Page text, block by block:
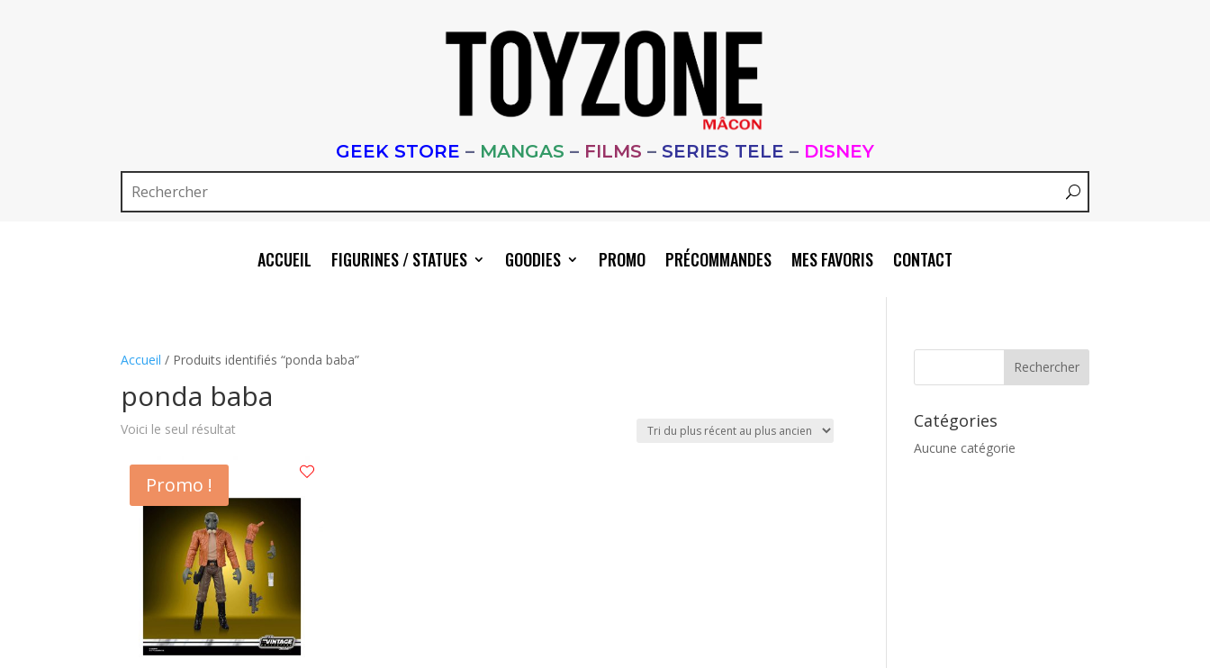
GEEK STORE – MANGAS – FILMS – SERIES TELE – DISNEY
ACCUEIL FIGURINES / STATUES GOODIES PROMO PRÉCOMMANDES MES FAVORIS CONTACT
Accueil / Produits identifiés “ponda baba”
ponda baba
Voici le seul résultat
Promo !
Catégories
Aucune catégorie